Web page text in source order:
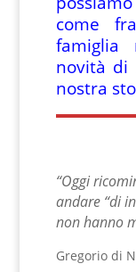
come
famiglia
novità di
nostra
“Oggi
andare “di
non hanno
Gregorio di